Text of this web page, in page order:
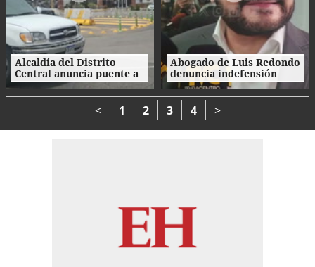
Alcaldía del Distrito
Central anuncia puente a
desnivel en Loarque para
2027
Abogado de Luis Redondo
denuncia indefensión
ante investigaciones
contra la extinta
Comisión Permanente
< 1 2 3 4 >